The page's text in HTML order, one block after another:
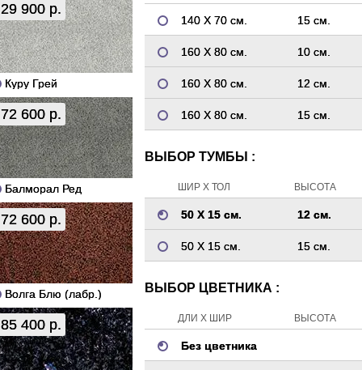
29 900 р.
Куру Грей
72 600 р.
Балморал Ред
72 600 р.
Волга Блю (лабр.)
85 400 р.
140 Х 70 см. 15 см.
160 Х 80 см. 10 см.
160 Х 80 см. 12 см.
160 Х 80 см. 15 см.
ВЫБОР ТУМБЫ :
ШИР Х ТОЛ ВЫСОТА
50 Х 15 см. 12 см.
50 Х 15 см. 15 см.
ВЫБОР ЦВЕТНИКА :
ДЛИ Х ШИР ВЫСОТА
Без цветника